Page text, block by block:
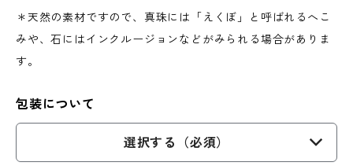
＊天然の素材ですので、真珠には「えくぼ」と呼ばれるへこ
みや、石にはインクルージョンなどがみられる場合がありま
す。
包装について
選択する（必須）